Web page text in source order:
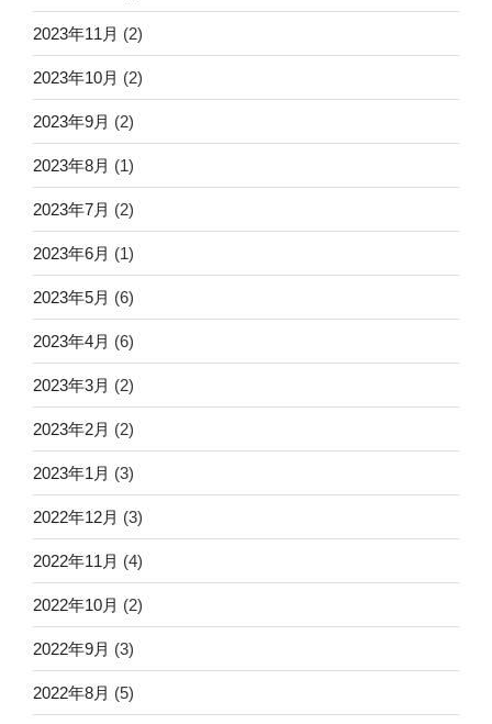
2023年11月 (2)
2023年10月 (2)
2023年9月 (2)
2023年8月 (1)
2023年7月 (2)
2023年6月 (1)
2023年5月 (6)
2023年4月 (6)
2023年3月 (2)
2023年2月 (2)
2023年1月 (3)
2022年12月 (3)
2022年11月 (4)
2022年10月 (2)
2022年9月 (3)
2022年8月 (5)